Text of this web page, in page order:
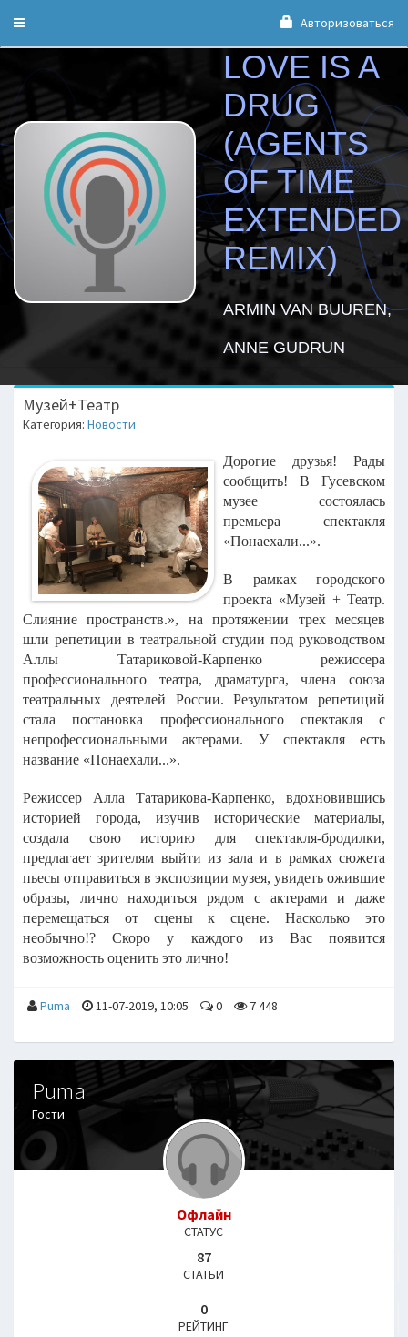
Toggle
Авторизоваться
LOVE IS A
DRUG
(AGENTS
OF TIME
EXTENDED
REMIX)
ARMIN VAN BUUREN,
ANNE GUDRUN
Музей+Театр
Категория: Новости
Дорогие друзья! Рады
сообщить! В Гусевском
музее состоялась
премьера спектакля
«Понаехали...».
В рамках городского
проекта «Музей + Театр.
Слияние пространств.», на протяжении трех месяцев
шли репетиции в театральной студии под руководством
Аллы Татариковой-Карпенко режиссера
профессионального театра, драматурга, члена союза
театральных деятелей России. Результатом репетиций
стала постановка профессионального спектакля с
непрофессиональными актерами. У спектакля есть
название «Понаехали...».
Режиссер Алла Татарикова-Карпенко, вдохновившись
историей города, изучив исторические материалы,
создала свою историю для спектакля-бродилки,
предлагает зрителям выйти из зала и в рамках сюжета
пьесы отправиться в экспозиции музея, увидеть ожившие
образы, лично находиться рядом с актерами и даже
перемещаться от сцены к сцене. Насколько это
необычно!? Скоро у каждого из Вас появится
возможность оценить это лично!
Puma 11-07-2019, 10:05 0 7 448
Puma
Гости
Офлайн
СТАТУС
87
СТАТЬИ
0
РЕЙТИНГ